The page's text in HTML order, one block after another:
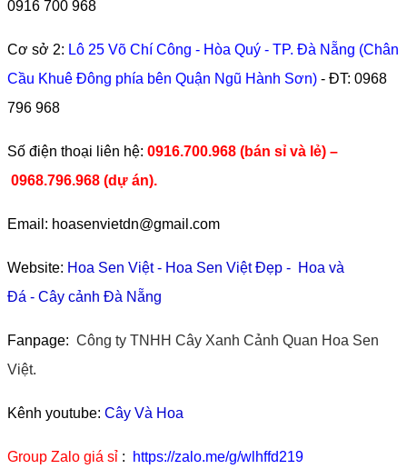
0916 700 968
Cơ sở 2: Lô 25 Võ Chí Công - Hòa Quý - TP. Đà Nẵng (Chân
Cầu Khuê Đông phía bên Quận Ngũ Hành Sơn) - ĐT: 0968
796 968
​Số điện thoại liên hệ: 0916.700.968 (bán sỉ và lẻ) –
0968.796.968 (dự án).
Email: hoasenvietdn@gmail.com
Website: Hoa Sen Việt- Hoa Sen Việt Đẹp - Hoa và
Đá - Cây cảnh Đà Nẵng
Fanpage: Công ty TNHH Cây Xanh Cảnh Quan Hoa Sen
Việt.
Kênh youtube: Cây Và Hoa
Group Zalo giá sỉ : https://zalo.me/g/wlhffd219